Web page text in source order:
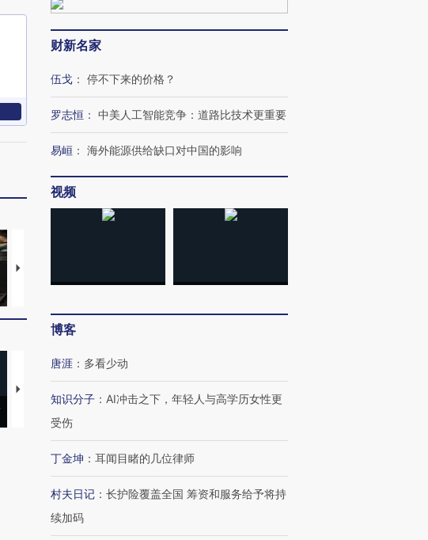
马航飞行员跨国走私7万
粒摇头丸 尿检体内含3种
度Z世代 用街头抗争将教
机”？难民潮撕裂西班牙
【推广】走进第四届链博
会，让数智科技“链”接产
【特别呈现】寻找100种
CFO：不靠规模取胜，华
财新名家
伍戈 ： 停不下来的价格？
罗志恒 ： 中美人工智能竞争：道路比技术更重要
易峘 ： 海外能源供给缺口对中国的影响
视频
博客
唐涯 ： 多看少动
知识分子 ： AI冲击之下，年轻人与高学历女性更
受伤
丁金坤 ： 耳闻目睹的几位律师
村夫日记 ： 长护险覆盖全国 筹资和服务给予将持
续加码